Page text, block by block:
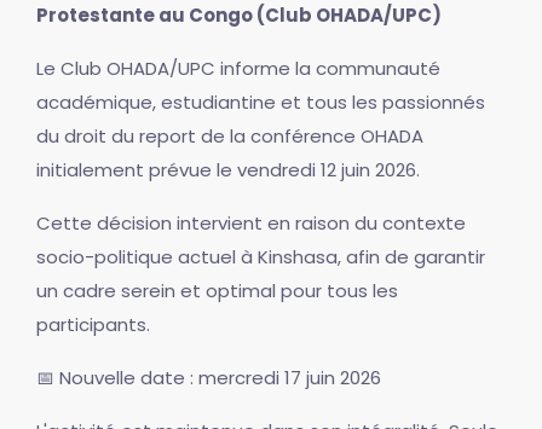
Protestante au Congo (Club OHADA/UPC)
Le Club OHADA/UPC informe la communauté
académique, estudiantine et tous les passionnés
du droit du report de la conférence OHADA
initialement prévue le vendredi 12 juin 2026.
Cette décision intervient en raison du contexte
socio-politique actuel à Kinshasa, afin de garantir
un cadre serein et optimal pour tous les
participants.
📅 Nouvelle date : mercredi 17 juin 2026